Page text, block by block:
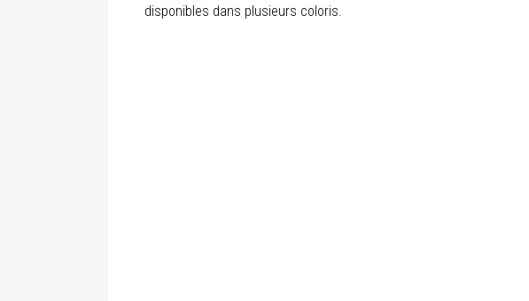
disponibles dans plusieurs coloris.